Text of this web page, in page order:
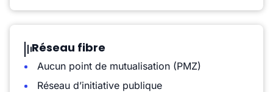
Réseau fibre
Aucun point de mutualisation (PMZ)
Réseau d’initiative publique